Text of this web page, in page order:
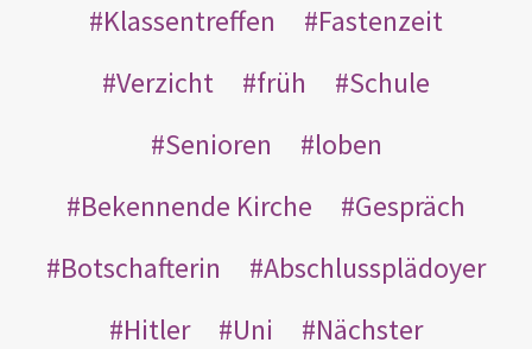
Klassentreffen
Fastenzeit
Verzicht
früh
Schule
Senioren
loben
Bekennende Kirche
Gespräch
Botschafterin
Abschlussplädoyer
Hitler
Uni
Nächster